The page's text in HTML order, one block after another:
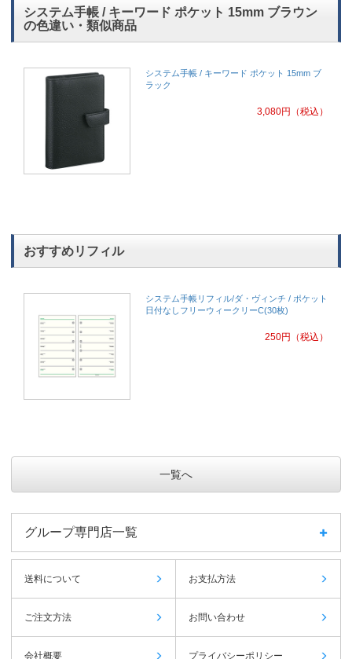
システム手帳 / キーワード ポケット 15mm ブラウン
の色違い・類似商品
システム手帳 / キーワード ポケット 15mm ブ
ラック
3,080円 （税込）
おすすめリフィル
システム手帳リフィル/ダ・ヴィンチ / ポケット
日付なしフリーウィークリーC(30枚)
250円 （税込）
一覧へ
グループ専門店一覧
送料について お支払方法
ご注文方法 お問い合わせ
会社概要 プライバシーポリシー